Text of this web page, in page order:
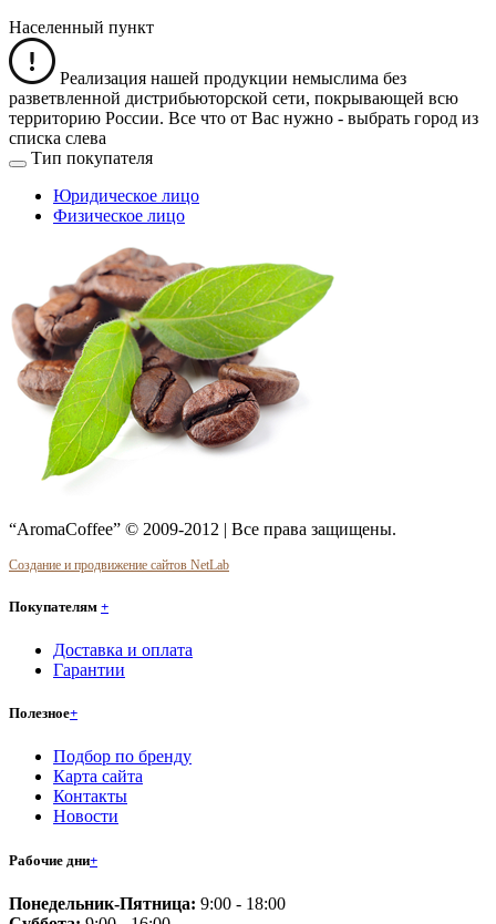
Населенный пункт
Реализация нашей продукции немыслима без
разветвленной дистрибьюторской сети, покрывающей всю
территорию России. Все что от Вас нужно - выбрать город из
списка слева
Тип покупателя
Юридическое лицо
Физическое лицо
“AromaCoffee” © 2009-2012 | Все права защищены.
Создание и продвижение сайтов NetLab
Покупателям +
Доставка и оплата
Гарантии
Полезное+
Подбор по бренду
Карта сайта
Контакты
Новости
Рабочие дни+
Понедельник-Пятница: 9:00 - 18:00